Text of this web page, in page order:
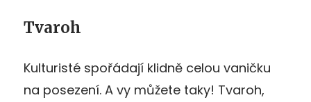
Tvaroh
Kulturisté spořádají klidně celou vaničku
na posezení. A vy můžete taky! Tvaroh,